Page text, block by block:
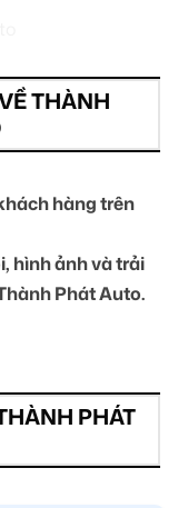
THÀNH
hàng trên
hình ảnh và trải
Phát Auto.
PHÁT